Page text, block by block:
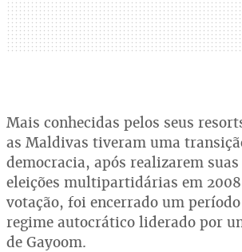
Mais conhecidas pelos seus
as Maldivas tiveram uma
democracia, após realizarem
eleições multipartidárias em
votação, foi encerrado um período
regime autocrático liderado por
de Gayoom.